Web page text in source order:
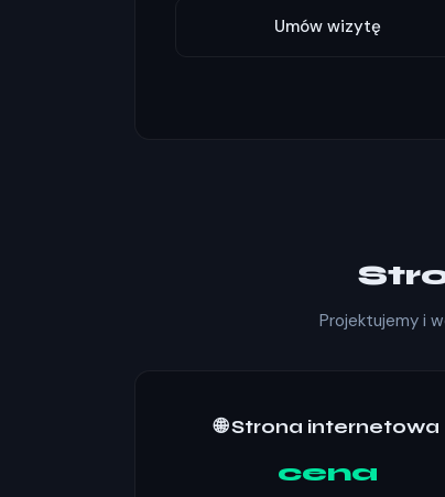
Umów wizytę
Projektujemy i
🌐 Strona internetowa
cena